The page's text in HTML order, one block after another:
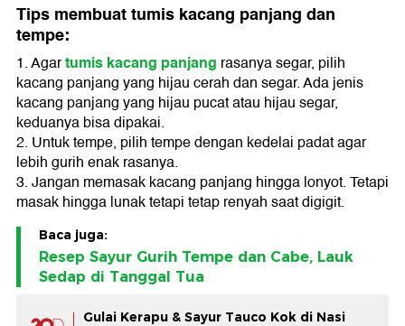
Tips membuat tumis kacang panjang dan
tempe:
1. Agartumis kacang panjang rasanya segar, pilih
kacang panjang yang hijau cerah dan segar. Ada jenis
kacang panjang yang hijau pucat atau hijau segar,
keduanya bisa dipakai.
2. Untuk tempe, pilih tempe dengan kedelai padat agar
lebih gurih enak rasanya.
3. Jangan memasak kacang panjang hingga lonyot. Tetapi
masak hingga lunak tetapi tetap renyah saat digigit.
Baca juga:
Resep Sayur Gurih Tempe dan Cabe, Lauk
Sedap di Tanggal Tua
Gulai Kerapu & Sayur Tauco Kok di Nasi